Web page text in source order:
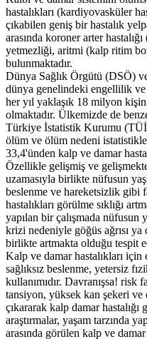
hastalıkları (kardiyovasküler
çıkabilen geniş bir hastalık
arasında koroner arter
yetmezliği, aritmi (kalp ritim
bulunmaktadır.
Dünya Sağlık Örgütü (DSÖ)
dünya genelindeki engellilik
her yıl yaklaşık 18 milyon
olmaktadır. Ülkemizde de
Türkiye İstatistik Kurumu
ölüm ve ölüm nedeni
33,4'ünden kalp ve damar
Özellikle gelişmiş ve
uzamasıyla birlikte nüfusun
beslenme ve hareketsizlik gibi
hastalıkları görülme sıklığı
yapılan bir çalışmada nüfusun
krizi nedeniyle göğüs ağrısı
birlikte artmakta olduğu tespit
Kalp ve damar hastalıkları
sağlıksız beslenme, yetersiz
kullanımıdır. Davranışsa!
tansiyon, yüksek kan şekeri ve
çıkararak kalp damar hastalığı
araştırmalar, yaşam tarzında
arasında görülen kalp ve